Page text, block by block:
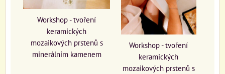
Workshop - tvoření
keramických
mozaikových prstenů s
minerálním kamenem
Workshop - tvoření
keramických
mozaikových prstenů s